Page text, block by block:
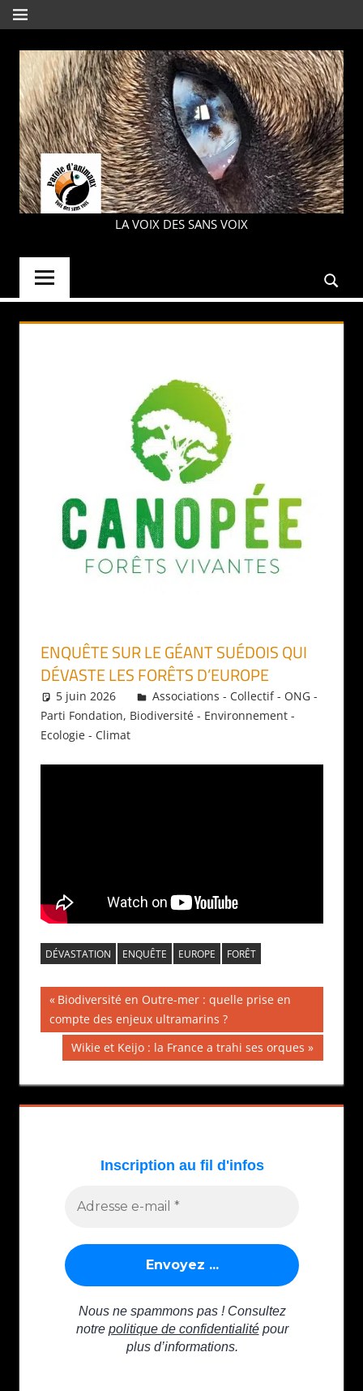
Aller
au
contenu
MENU
PAROLE
LA VOIX DES SANS VOIX
ENQUÊTE SUR LE GÉANT SUÉDOIS QUI
DÉVASTE LES FORÊTS D’EUROPE
5 juin 2026 Daniel
Associations - Collectif - ONG -
Parti Fondation, Biodiversité - Environnement -
Ecologie - Climat
DÉVASTATION ENQUÊTE EUROPE FORÊT
Navigation
de
l’article
Publication
précédente :
Biodiversité en Outre-mer : quelle prise en
compte des enjeux ultramarins ?
Publication
Wikie et Keijo : la France a trahi ses orques